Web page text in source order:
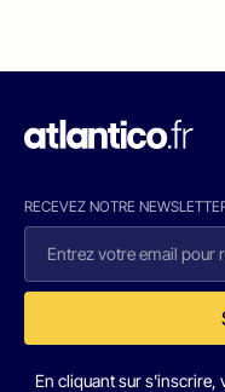
RECEVEZ NOTRE
En cliquant sur s'inscrire,